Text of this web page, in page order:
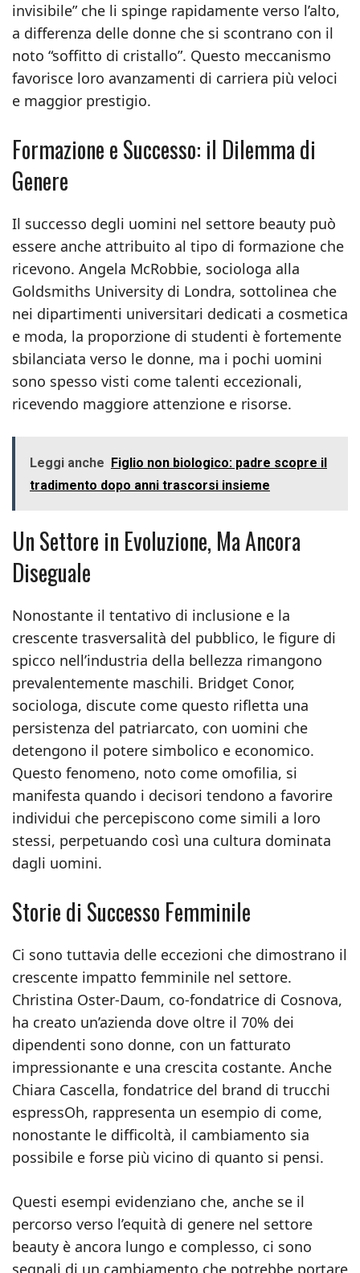
invisibile” che li spinge rapidamente verso l’alto,
a differenza delle donne che si scontrano con il
noto “soffitto di cristallo”. Questo meccanismo
favorisce loro avanzamenti di carriera più veloci
e maggior prestigio.
Formazione e Successo: il Dilemma di
Genere
Il successo degli uomini nel settore beauty può
essere anche attribuito al tipo di formazione che
ricevono. Angela McRobbie, sociologa alla
Goldsmiths University di Londra, sottolinea che
nei dipartimenti universitari dedicati a cosmetica
e moda, la proporzione di studenti è fortemente
sbilanciata verso le donne, ma i pochi uomini
sono spesso visti come talenti eccezionali,
ricevendo maggiore attenzione e risorse.
Leggi anche Figlio non biologico: padre scopre il
tradimento dopo anni trascorsi insieme
Un Settore in Evoluzione, Ma Ancora
Diseguale
Nonostante il tentativo di inclusione e la
crescente trasversalità del pubblico, le figure di
spicco nell’industria della bellezza rimangono
prevalentemente maschili. Bridget Conor,
sociologa, discute come questo rifletta una
persistenza del patriarcato, con uomini che
detengono il potere simbolico e economico.
Questo fenomeno, noto come omofilia, si
manifesta quando i decisori tendono a favorire
individui che percepiscono come simili a loro
stessi, perpetuando così una cultura dominata
dagli uomini.
Storie di Successo Femminile
Ci sono tuttavia delle eccezioni che dimostrano il
crescente impatto femminile nel settore.
Christina Oster-Daum, co-fondatrice di Cosnova,
ha creato un’azienda dove oltre il 70% dei
dipendenti sono donne, con un fatturato
impressionante e una crescita costante. Anche
Chiara Cascella, fondatrice del brand di trucchi
espressOh, rappresenta un esempio di come,
nonostante le difficoltà, il cambiamento sia
possibile e forse più vicino di quanto si pensi.
Questi esempi evidenziano che, anche se il
percorso verso l’equità di genere nel settore
beauty è ancora lungo e complesso, ci sono
segnali di un cambiamento che potrebbe portare